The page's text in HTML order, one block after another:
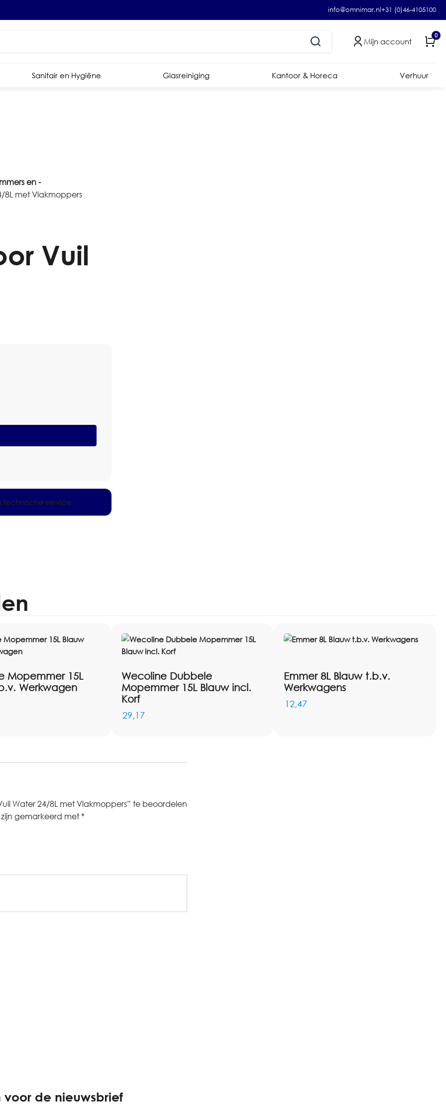
info@omnimar.nl+31 (0)46-4105100
Mijn account
0
Sanitair en Hygiëne Glasreiniging Kantoor & Horeca Verhuur
en -
8L met Vlakmoppers
Vuil
technische service
Mopemmer 15L
Werkwagen
Wecoline Dubbele
Mopemmer 15L Blauw incl.
Korf
29,17
Emmer 8L Blauw t.b.v.
Werkwagens
12,47
Water 24/8L met Vlakmoppers” te beoordelen
gemarkeerd met *
de nieuwsbrief